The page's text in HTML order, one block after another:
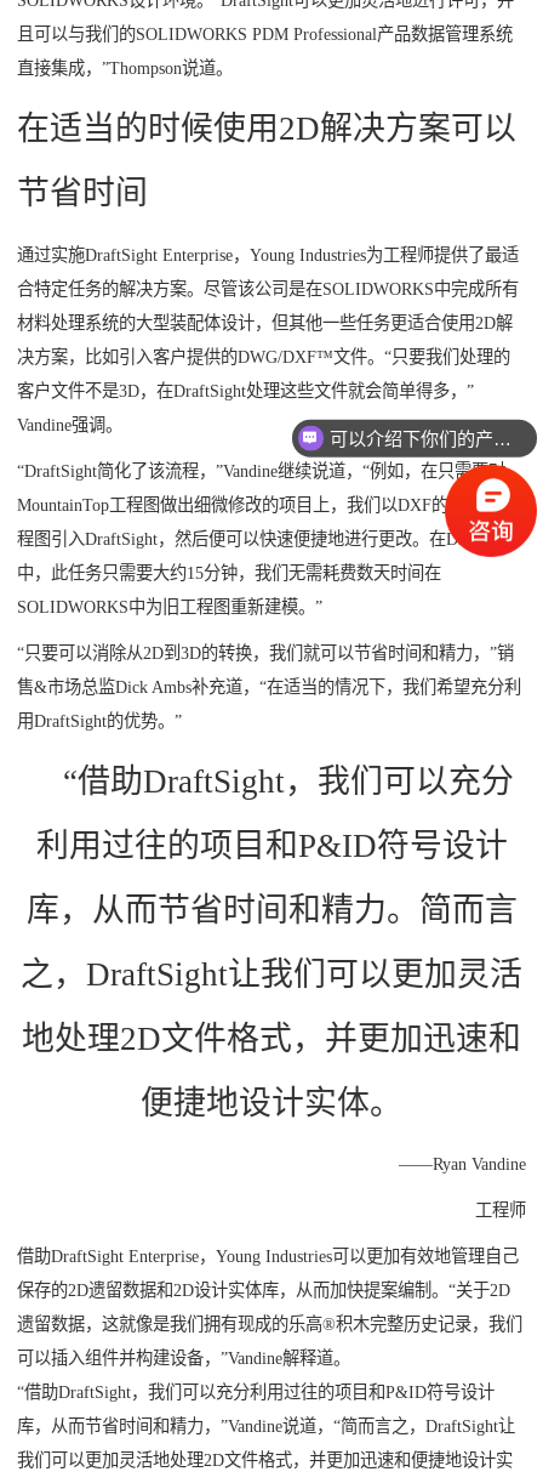
且可以与我们的SOLIDWORKS PDM Professional产品数据管理系统
直接集成，”Thompson说道。
在适当的时候使用2D解决方案可以
节省时间
通过实施DraftSight Enterprise，Young Industries为工程师提供了最适
合特定任务的解决方案。尽管该公司是在SOLIDWORKS中完成所有
材料处理系统的大型装配体设计，但其他一些任务更适合使用2D解
决方案，比如引入客户提供的DWG/DXF™文件。“只要我们处理的
客户文件不是3D，在DraftSight处理这些文件就会简单得多，”
Vandine强调。
“DraftSight简化了该流程，”Vandine继续说道，“例如，在只需要对
MountainTop工程图做出细微修改的项目上，我们以DXF的形式将工
程图引入DraftSight，然后便可以快速便捷地进行更改。在DraftSight
中，此任务只需要大约15分钟，我们无需耗费数天时间在
SOLIDWORKS中为旧工程图重新建模。”
“只要可以消除从2D到3D的转换，我们就可以节省时间和精力，”销
售&市场总监Dick Ambs补充道，“在适当的情况下，我们希望充分利
用DraftSight的优势。”
“借助DraftSight，我们可以充分
利用过往的项目和P&ID符号设计
库，从而节省时间和精力。简而言
之，DraftSight让我们可以更加灵活
地处理2D文件格式，并更加迅速和
便捷地设计实体。
——Ryan Vandine
工程师
借助DraftSight Enterprise，Young Industries可以更加有效地管理自己
保存的2D遗留数据和2D设计实体库，从而加快提案编制。“关于2D
遗留数据，这就像是我们拥有现成的乐高®积木完整历史记录，我们
可以插入组件并构建设备，”Vandine解释道。
“借助DraftSight，我们可以充分利用过往的项目和P&ID符号设计
库，从而节省时间和精力，”Vandine说道，“简而言之，DraftSight让
我们可以更加灵活地处理2D文件格式，并更加迅速和便捷地设计实